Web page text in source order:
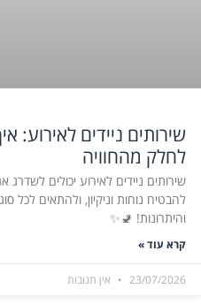
שירותים ניידים לאירוע:
לחלק מהחוויה
שירותים ניידים לאירוע יכולים
להבטיח נוחות וניקיון, ולהתאים לכל
והיתרונות! 🚽✨
קרא עוד »
23/07/2026 אין תגובות